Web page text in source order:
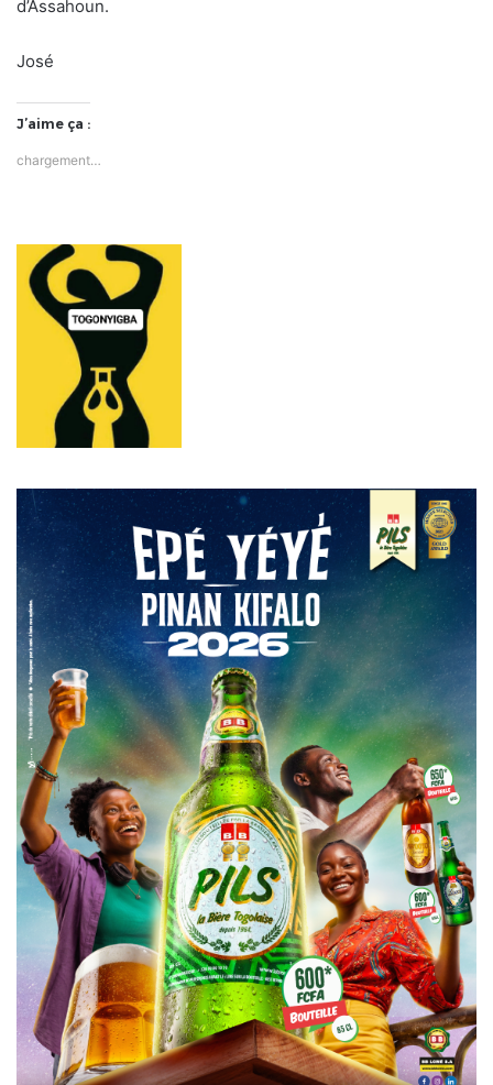
d’Assahoun.
José
J’aime ça :
chargement…